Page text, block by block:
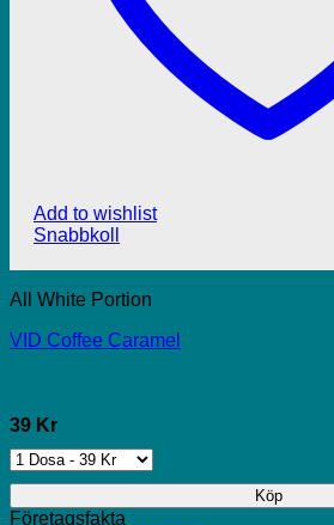
Add to wishlist
Snabbkoll
All White Portion
VID Coffee Caramel
39 Kr
Köp
Företagsfakta